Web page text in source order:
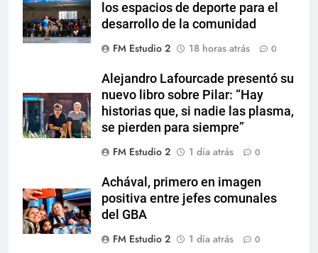
los espacios de deporte para el
desarrollo de la comunidad
FM Estudio 2
18 horas atrás 0
Alejandro Lafourcade presentó su
nuevo libro sobre Pilar: “Hay
historias que, si nadie las plasma,
se pierden para siempre”
FM Estudio 2
1 día atrás 0
Achával, primero en imagen
positiva entre jefes comunales
del GBA
FM Estudio 2
1 día atrás 0